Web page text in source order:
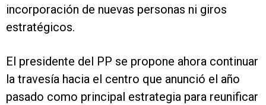
incorporación de nuevas personas ni giros
estratégicos.
El presidente del PP se propone ahora continuar
la travesía hacia el centro que anunció el año
pasado como principal estrategia para reunificar